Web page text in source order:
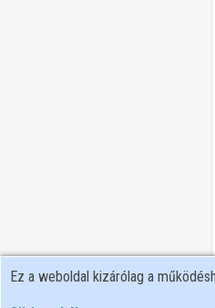
Ez a weboldal kizárólag a